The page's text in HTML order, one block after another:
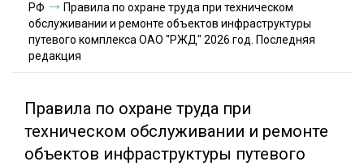
Контакты
РФ
Правила по охране труда при техническом
обслуживании и ремонте объектов инфраструктуры
путевого комплекса ОАО "РЖД" 2026 год. Последняя
редакция
Правила по охране труда при
техническом обслуживании и ремонте
объектов инфраструктуры путевого